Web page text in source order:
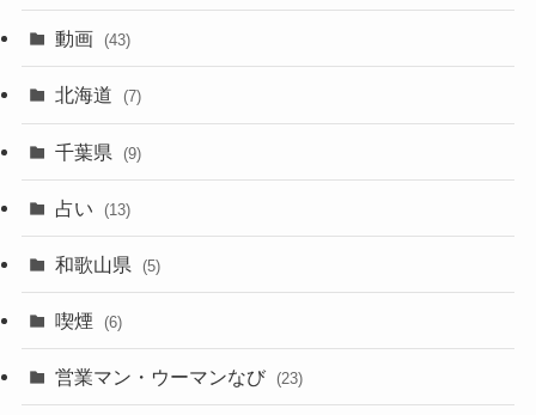
動画 (43)
北海道 (7)
千葉県 (9)
占い (13)
和歌山県 (5)
喫煙 (6)
営業マン・ウーマンなび (23)